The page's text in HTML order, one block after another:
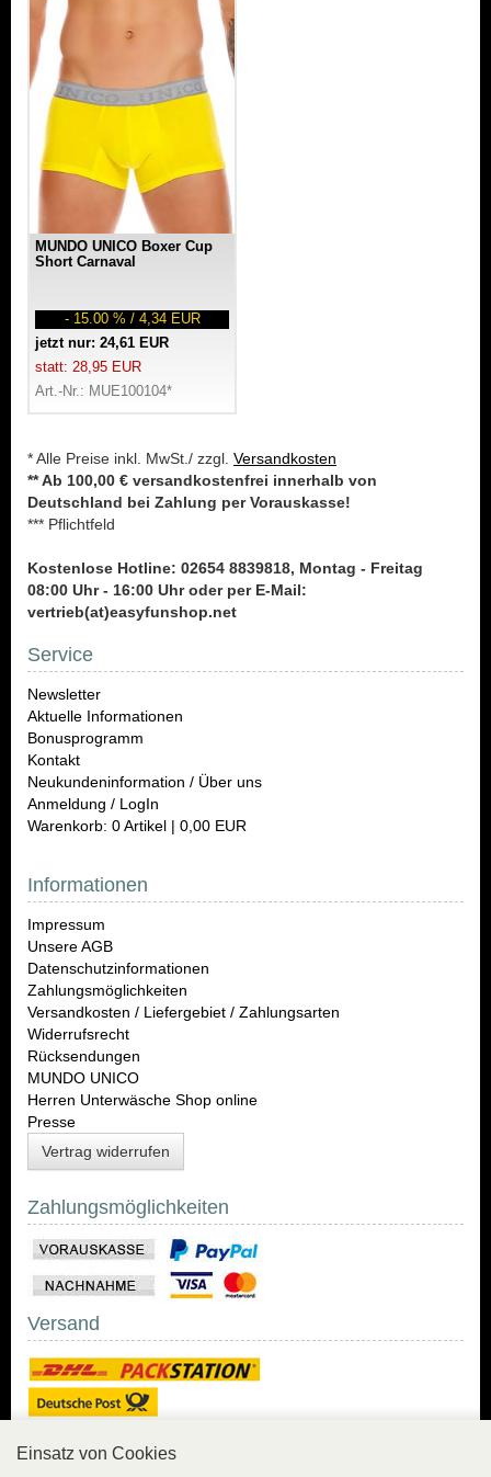
MUNDO UNICO Boxer Cup
Short Carnaval
- 15.00 % / 4,34 EUR
jetzt nur: 24,61 EUR
statt: 28,95 EUR
Art.-Nr.: MUE100104*
* Alle Preise inkl. MwSt./ zzgl. Versandkosten
** Ab 100,00 € versandkostenfrei innerhalb von
Deutschland bei Zahlung per Vorauskasse!
*** Pflichtfeld
Kostenlose Hotline: 02654 8839818, Montag - Freitag
08:00 Uhr - 16:00 Uhr oder per E-Mail:
vertrieb(at)easyfunshop.net
Service
Newsletter
Aktuelle Informationen
Bonusprogramm
Kontakt
Neukundeninformation / Über uns
Anmeldung / LogIn
Warenkorb: 0 Artikel | 0,00 EUR
Informationen
Impressum
Unsere AGB
Datenschutzinformationen
Zahlungsmöglichkeiten
Versandkosten / Liefergebiet / Zahlungsarten
Widerrufsrecht
Rücksendungen
MUNDO UNICO
Herren Unterwäsche Shop online
Presse
Vertrag widerrufen
Zahlungsmöglichkeiten
Versand
Einsatz von Cookies